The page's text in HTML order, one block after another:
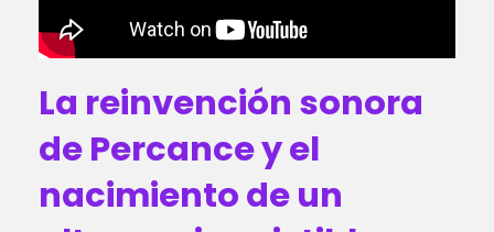
La reinvención sonora
de Percance y el
nacimiento de un